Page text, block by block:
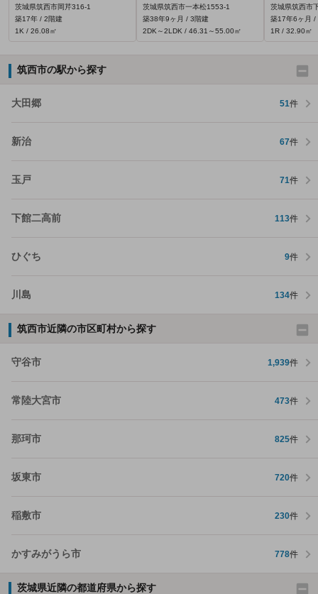
茨城県筑西市岡芹316‐1
築17年 / 2階建
1K / 26.08㎡
茨城県筑西市一本松1553‐1
築38年9ヶ月 / 3階建
2DK～2LDK / 46.31～55.00㎡
茨城県筑西市
築17年6ヶ月 /
1R / 32.90㎡
筑西市の駅から探す
大田郷 51件
新治 67件
玉戸 71件
下館二高前 113件
ひぐち 9件
川島 134件
筑西市近隣の市区町村から探す
守谷市 1,939件
常陸大宮市 473件
那珂市 825件
坂東市 720件
稲敷市 230件
かすみがうら市 778件
茨城県近隣の都道府県から探す